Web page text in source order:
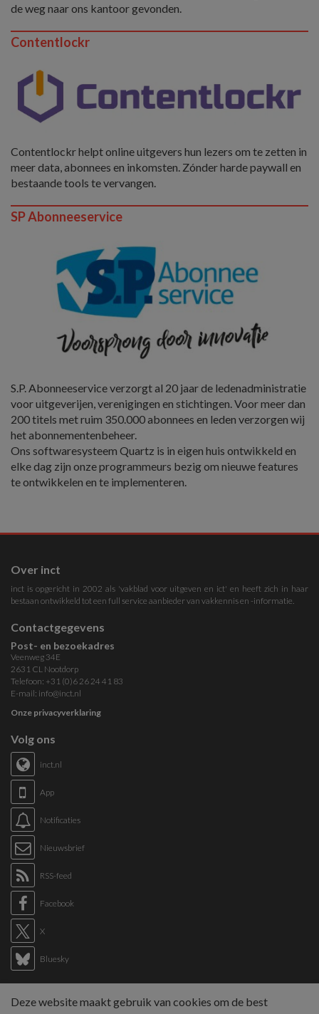
de weg naar ons kantoor gevonden.
Contentlockr
Contentlockr helpt online uitgevers hun lezers om te zetten in
meer data, abonnees en inkomsten. Zónder harde paywall en
bestaande tools te vervangen.
SP Abonneeservice
S.P. Abonneeservice verzorgt al 20 jaar de ledenadministratie
voor uitgeverijen, verenigingen en stichtingen. Voor meer dan
200 titels met ruim 350.000 abonnees en leden verzorgen wij
het abonnementenbeheer.
Ons softwaresysteem Quartz is in eigen huis ontwikkeld en
elke dag zijn onze programmeurs bezig om nieuwe features
te ontwikkelen en te implementeren.
Over inct
inct is opgericht in 2002 als 'vakblad voor uitgeven en ict' en heeft zich in haar
bestaan ontwikkeld tot een full service aanbieder van vakkennis en -informatie.
Contactgegevens
Post- en bezoekadres
Veenweg 34E
2631 CL Nootdorp
Telefoon: +31 (0)6 26 24 41 83
E-mail: info@inct.nl
Onze privacyverklaring
Volg ons
inct.nl
App
Notificaties
Nieuwsbrief
RSS-feed
Facebook
X
Bluesky
Deze website maakt gebruik van cookies om de best